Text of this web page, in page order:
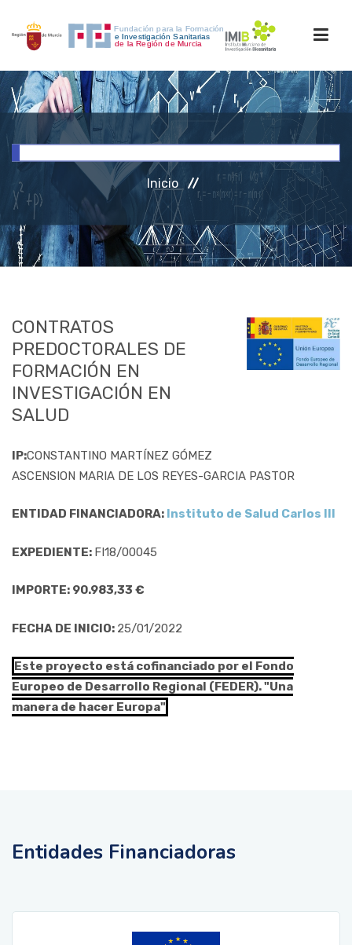
INICIO
INVESTIGACIÓN
RRHH
ACCESO PERSONAL
Inicio
CONTRATOS
PREDOCTORALES DE
FORMACIÓN EN
INVESTIGACIÓN EN
SALUD
IP:CONSTANTINO MARTÍNEZ GÓMEZ
ASCENSION MARIA DE LOS REYES-GARCIA PASTOR
ENTIDAD FINANCIADORA: Instituto de Salud Carlos III
EXPEDIENTE: FI18/00045
IMPORTE: 90.983,33 €
FECHA DE INICIO: 25/01/2022
Este proyecto está cofinanciado por el Fondo
Europeo de Desarrollo Regional (FEDER). "Una
manera de hacer Europa"
Entidades Financiadoras